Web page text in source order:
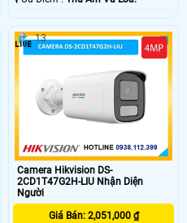
Camera Hikvision DS-
2CD1T47G2H-LIU Nhận Diện
Người
Giá Bán: 2,051,000 ₫
13